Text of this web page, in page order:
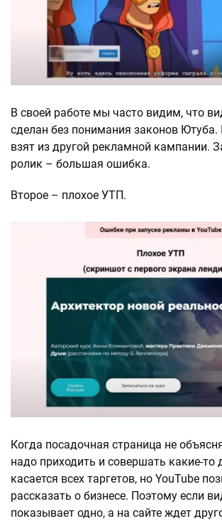
В своей работе мы часто видим, что
сделан без понимания законов Ютуба.
взят из другой рекламной кампании.
ролик – большая ошибка.
Второе – плохое УТП.
Когда посадочная страница не
надо приходить и совершать какие-то
касается всех таргетов, но YouTube
рассказать о бизнесе. Поэтому если
показывает одно, а на сайте ждет